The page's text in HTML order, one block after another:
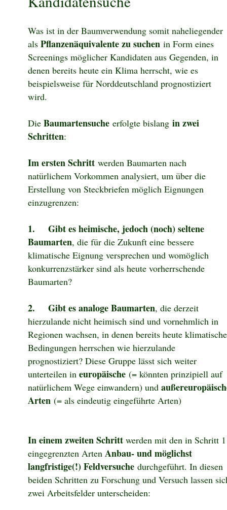
Was ist in der Baumverwendung somit naheliegender
als Pflanzenäquivalente zu suchen in Form eines
Screenings möglicher Kandidaten aus Gegenden, in
denen bereits heute ein Klima herrscht, wie es
beispielsweise für Norddeutschland prognostiziert
wird.
Die Baumartensuche erfolgte bislang in zwei
Schritten:
Im ersten Schritt werden Baumarten nach
natürlichem Vorkommen analysiert, um über die
Erstellung von Steckbriefen möglich Eignungen
einzugrenzen:
1.
Gibt es heimische, jedoch (noch) seltene
Baumarten, die für die Zukunft eine bessere
klimatische Eignung versprechen und womöglich
konkurrenzstärker sind als heute vorherrschende
Baumarten?
2. Gibt es analoge Baumarten, die derzeit
hierzulande nicht heimisch sind und vornehmlich in
Regionen wachsen, in denen bereits heute klimatische
Bedingungen herrschen wie hierzulande
prognostiziert? Diese Gruppe lässt sich weiter
unterteilen in europäische (= könnten prinzipiell auf
natürlichem Wege einwandern) und
Arten (= als eindeutig eingeführte Arten)
In einem zweiten Schritt werden mit den in Schritt 1
eingegrenzten Arten Anbau- und möglichst
langfristige(!) Feldversuche durchgeführt. In diesen
beiden Schritten zu Forschung und Versuch lassen
zwei Arbeitsfelder unterscheiden: